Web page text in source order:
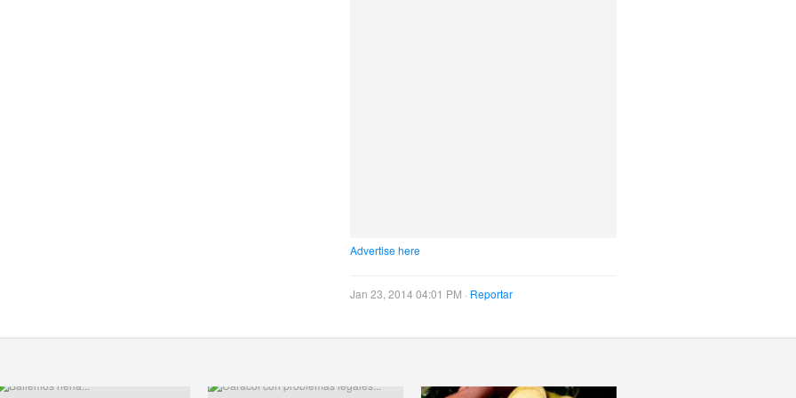
Advertise here
Jan 23, 2014 04:01 PM · Reportar